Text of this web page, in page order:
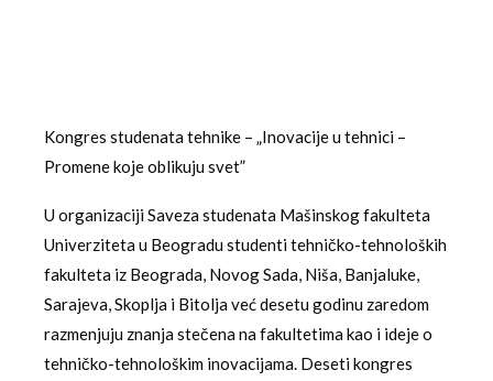
Kongres studenata tehnike – „Inovacije u tehnici –
Promene koje oblikuju svet”
U organizaciji Saveza studenata Mašinskog fakulteta
Univerziteta u Beogradu studenti tehničko-tehnoloških
fakulteta iz Beograda, Novog Sada, Niša, Banjaluke,
Sarajeva, Skoplja i Bitolja već desetu godinu zaredom
razmenjuju znanja stečena na fakultetima kao i ideje o
tehničko-tehnološkim inovacijama. Deseti kongres